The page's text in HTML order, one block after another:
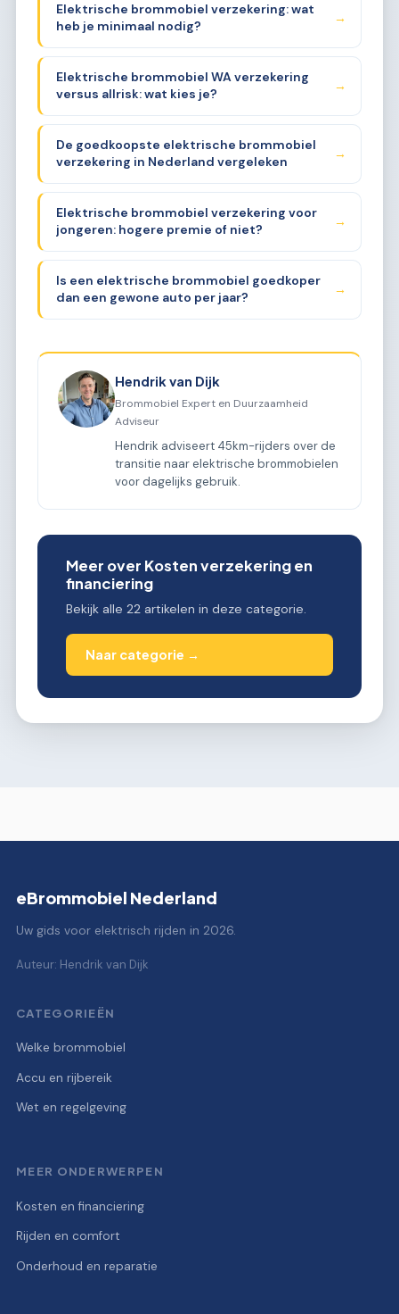
Elektrische brommobiel verzekering: wat
heb je minimaal nodig?
→
Elektrische brommobiel WA verzekering
versus allrisk: wat kies je?
→
De goedkoopste elektrische brommobiel
verzekering in Nederland vergeleken
→
Elektrische brommobiel verzekering voor
jongeren: hogere premie of niet?
→
Is een elektrische brommobiel goedkoper
dan een gewone auto per jaar?
→
Hendrik van Dijk
Brommobiel Expert en Duurzaamheid
Adviseur
Hendrik adviseert 45km-rijders over de
transitie naar elektrische brommobielen
voor dagelijks gebruik.
Meer over Kosten verzekering en
financiering
Bekijk alle 22 artikelen in deze categorie.
Naar categorie →
eBrommobiel Nederland
Uw gids voor elektrisch rijden in 2026.
Auteur: Hendrik van Dijk
CATEGORIEËN
Welke brommobiel
Accu en rijbereik
Wet en regelgeving
MEER ONDERWERPEN
Kosten en financiering
Rijden en comfort
Onderhoud en reparatie